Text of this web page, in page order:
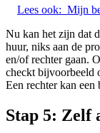
Lees ook: Mijn
Nu kan het zijn dat
huur, niks aan de
en/of rechter gaan.
checkt bijvoorbeeld
Een rechter kan een
Stap 5: Zelf